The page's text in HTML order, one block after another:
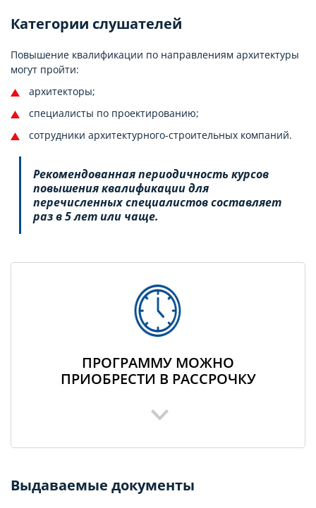
Категории слушателей
Повышение квалификации по направлениям архитектуры
могут пройти:
архитекторы;
специалисты по проектированию;
сотрудники архитектурного-строительных компаний.
Рекомендованная периодичность курсов
повышения квалификации для
перечисленных специалистов составляет
раз в 5 лет или чаще.
ПРОГРАММУ МОЖНО
ПРИОБРЕСТИ В РАССРОЧКУ
Выдаваемые документы